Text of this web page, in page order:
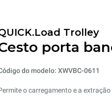
Trolley
porta
do modelo: XWVBC-0611
o carregamento e a